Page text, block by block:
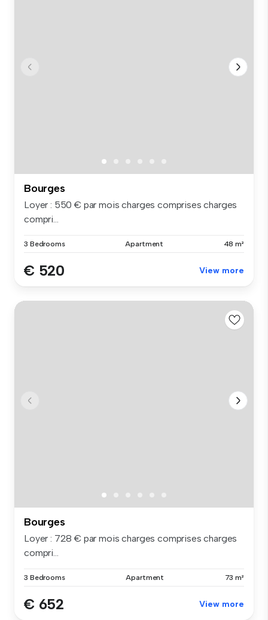
Bourges
Loyer : 550 € par mois charges comprises charges
compri...
3 Bedrooms Apartment 48 m²
€ 520 View more
Bourges
Loyer : 728 € par mois charges comprises charges
compri...
3 Bedrooms Apartment 73 m²
€ 652 View more